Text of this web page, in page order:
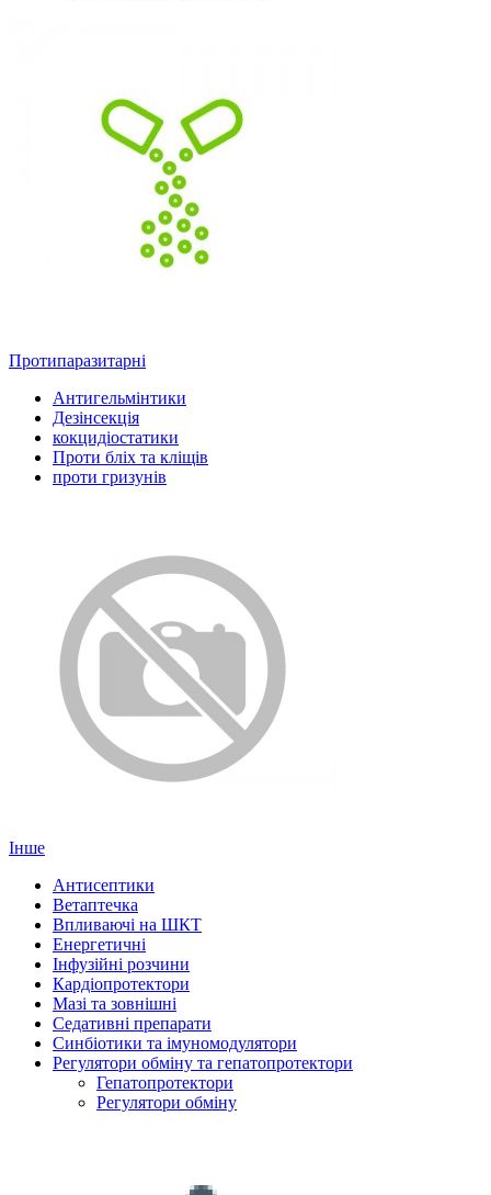
Протипаразитарні
Антигельмінтики
Дезінсекція
кокцидіостатики
Проти бліх та кліщів
проти гризунів
Інше
Антисептики
Ветаптечка
Впливаючі на ШКТ
Енергетичні
Інфузійні розчини
Кардіопротектори
Мазі та зовнішні
Седативні препарати
Синбіотики та імуномодулятори
Регулятори обміну та гепатопротектори
Гепатопротектори
Регулятори обміну